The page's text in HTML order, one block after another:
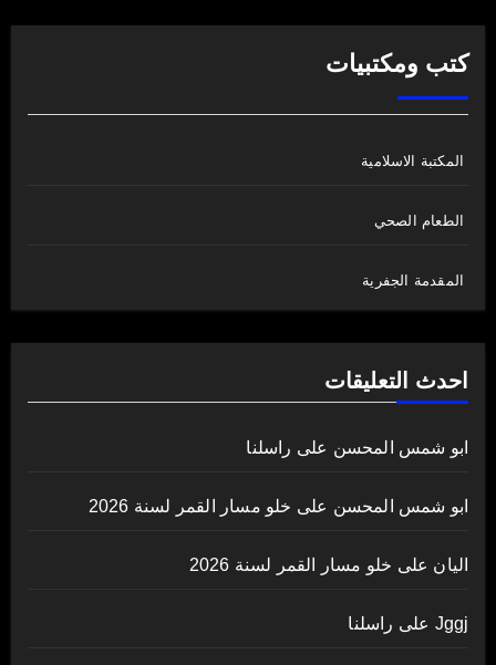
كتب ومكتبيات
المكتبة الاسلامية
الطعام الصحي
المقدمة الجفرية
احدث التعليقات
ابو شمس المحسن على راسلنا
ابو شمس المحسن على خلو مسار القمر لسنة 2026
اليان على خلو مسار القمر لسنة 2026
Jggj على راسلنا